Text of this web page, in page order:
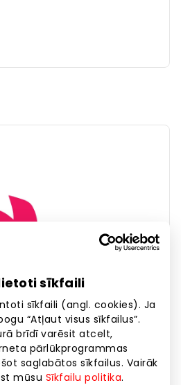
sīkfaili
sīkfaili (angl. cookies). Ja
“Atļaut visus sīkfailus”.
brīdī varēsit atcelt,
pārlūkprogrammas
saglabātos sīkfailus. Vairāk
mūsu Sīkfailu politika.